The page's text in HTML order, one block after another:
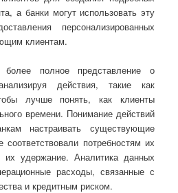
а банки могут использовать эту
персонализированных
клиентам.
полное представление о
действия, такие как
лучше понять, как клиенты
времени. Понимание действий
настраивать существующие
потребностям их
их удержание. Аналитика данных
расходы, связанные с
и кредитным риском.